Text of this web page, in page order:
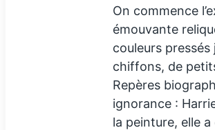
On commence
émouvante
couleurs pressés
chiffons, de
Repères
ignorance :
la peinture, elle